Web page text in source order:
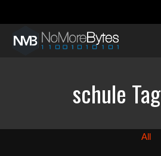
schule Tag
All